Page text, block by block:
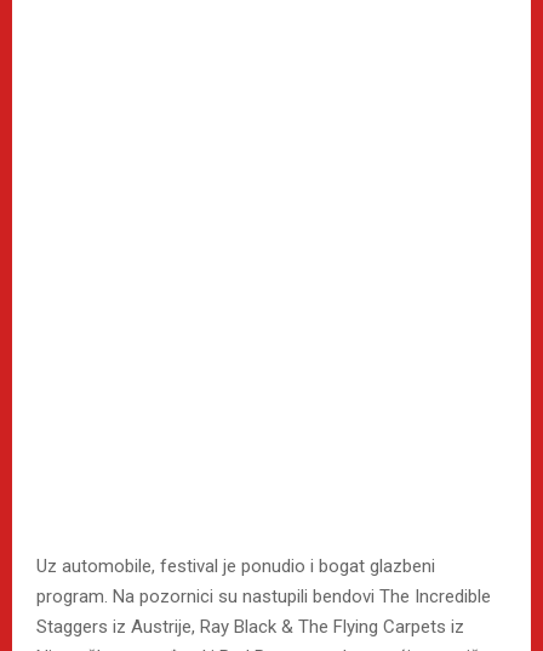
Uz automobile, festival je ponudio i bogat glazbeni
program. Na pozornici su nastupili bendovi The Incredible
Staggers iz Austrije, Ray Black & The Flying Carpets iz